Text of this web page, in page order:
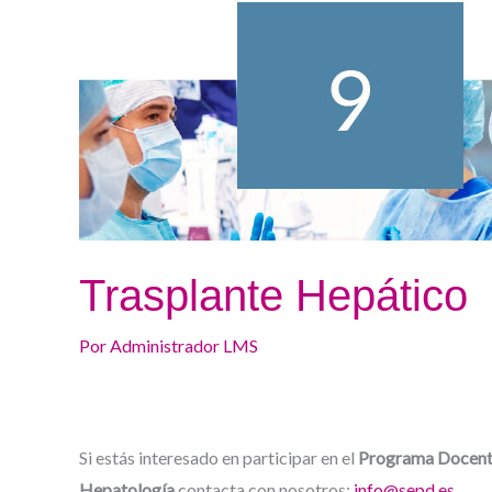
Trasplante Hepático
PorAdministrador LMS
Si estás interesado en participar en el Programa